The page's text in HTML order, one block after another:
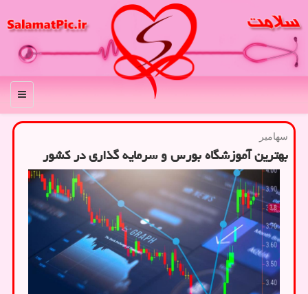
منو
سهامیر
بهترین آموزشگاه بورس و سرمایه گذاری در کشور